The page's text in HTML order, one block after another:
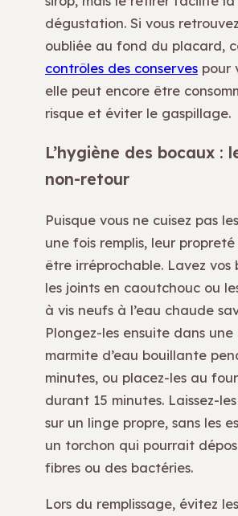
dégustation. Si vous
oubliée au fond du placard,
contrôles des conserves pour
elle peut encore être
risque et éviter le gaspillage.
L’hygiène des bocaux :
non-retour
Puisque vous ne cuisez pas
une fois remplis, leur
être irréprochable. Lavez vos
les joints en caoutchouc ou
à vis neufs à l’eau chaude
Plongez-les ensuite dans
marmite d’eau bouillante
minutes, ou placez-les au
durant 15 minutes. Laissez-
sur un linge propre, sans les
un torchon qui pourrait
fibres ou des bactéries.
Lors du remplissage, évitez